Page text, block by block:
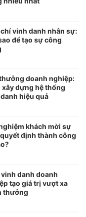
vinh danh nhân sự:
để tạo sự công
doanh nghiệp:
xây dựng hệ thống
hiệu quả
khách mời sự
định thành công
danh doanh
tạo giá trị vượt xa
thưởng